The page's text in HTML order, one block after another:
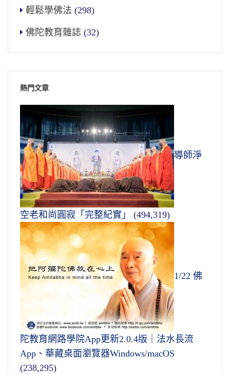
輕鬆學佛法 (298)
佛陀教育雜誌 (32)
熱門文章
導師淨
空老和尚圓寂「完整紀實」 (494,319)
1/22 佛
陀教育網路學院App更新2.0.4版｜法水長流
App、華藏桌面瀏覽器Windows/macOS
(238,295)